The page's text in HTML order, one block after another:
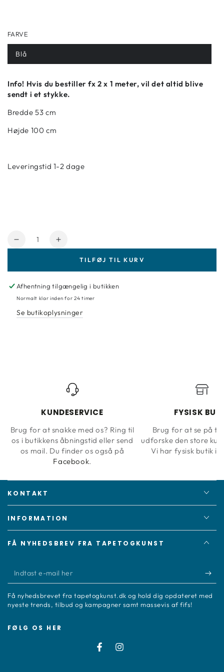
FARVE
Blå
Info! Hvis du bestiller fx 2 x 1 meter, vil det altid blive
sendt i et stykke.
Bredde 53 cm
Højde 100 cm
Leveringstid 1-2 dage
Reducer
II
313015
MTR.
Forøg
II
313015
MTR.
TILFØJ TIL KURV
Afhentning tilgængelig i butikken
Normalt klar inden for 24 timer
Se butikoplysninger
KUNDESERVICE
Brug for at snakke med os? Ring til
os i butikkens åbningstid eller send
os mail. Du finder os også på
Facebook.
FYSISK
Brug for at se på
udforske den store
Vi har fysisk butik i
KONTAKT
INFORMATION
FÅ NYHEDSBREV FRA TAPETOGKUNST
Indtast
e-
mail
Få nyhedsbrevet fra tapetogkunst.dk og hold dig opdateret med
nyeste trends, tilbud og kampagner samt massevis af fifs!
FØLG OS HER
FacebookInstagram